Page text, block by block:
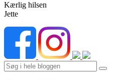
Kærlig hilsen
Jette
Search